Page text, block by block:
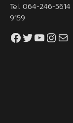
Tel. 064-246-5614
9159
Facebook
Twitter
YouTube